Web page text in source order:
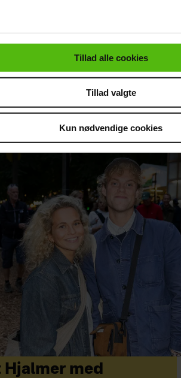
cookiepolitik.
Tillad alle cookies
Tillad valgte
Kun nødvendige cookies
Hjalmer med